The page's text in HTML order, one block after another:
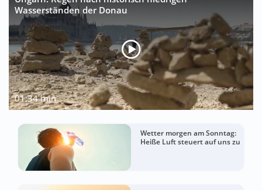
Wasserständen der Donau
01:34 min
Wetter morgen am Sonntag:
Heiße Luft steuert auf uns zu